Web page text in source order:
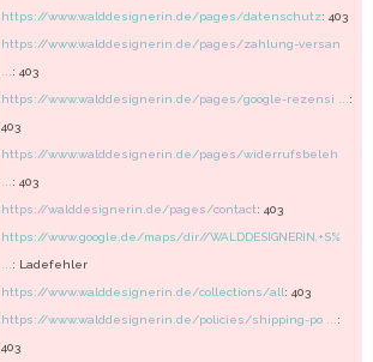
https://www.walddesignerin.de/pages/datenschutz: 403
https://www.walddesignerin.de/pages/zahlung-versan
: 403
https://www.walddesignerin.de/pages/google-rezensi ... :
403
https://www.walddesignerin.de/pages/widerrufsbeleh
: 403
https://walddesignerin.de/pages/contact: 403
https://www.google.de/maps/dir//WALDDESIGNERIN,+S%
: Ladefehler
https://www.walddesignerin.de/collections/all: 403
https://www.walddesignerin.de/policies/shipping-po ... :
403